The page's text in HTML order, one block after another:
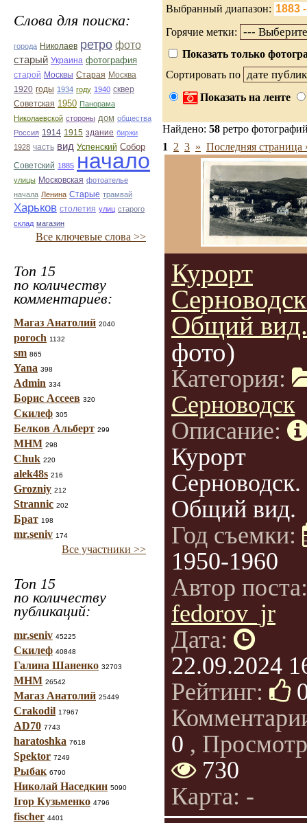
Слова для поиска:
города Николаев ретро фото
старый Украина фотография
старой Москвы Старая Москва
1920 годы 1934 году 1940 сквер
Советская 1950 Панорама
Николаевской стороны дом общества
Россия 1914 1915 здание биржи
1928 часть вид Успенский Собор
Советский 1885 начало
улицы Московская фотоателье
начала Ленина Старые трамвай
Харьков столетия улиц старого
склад магазин
Все ключевые слова >>
Топ 15
по количеству
комментариев:
Магаз Анатолий 2040
poroch 1132
sm 865
Yana 398
Admin 334
Борис Ассеев 320
Скилеф 305
Белков Альберт 299
МНМ 298
Chuk 220
alek48s 216
Grozniy 212
Strannic 202
Брат 198
mr.seniv 174
Все участники >>
Топ 15
по количеству
публикаций:
mr.seniv 45225
Скилеф 40848
Галина Шаненко 32703
МНМ 26542
Магаз Анатолий 25449
Crakodil 17967
AD70 7743
haratoshka 7618
Spektor 7249
Рыбак 6790
Николай Наседкин 5090
Ігор Кузьменко 4796
fischer 4401
Выбранный диапазон:
Горячие метки:
Показать только
Сортировать по
Показать на ленте
Найдено: 58 ретро
1
2 3 » Последняя страница
Курорт
Общий вид.
фото)
Категория:
Серноводск
Описание:
Курорт
Серноводск.
Общий вид.
Год съемки:
1950-1960
Автор
fedorov_jr
Дата:
22.09.2024
Рейтинг:
0 ,
730
Карта: -